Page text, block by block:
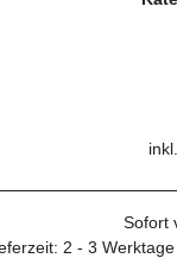
Sofort
2 - 3 Werktage